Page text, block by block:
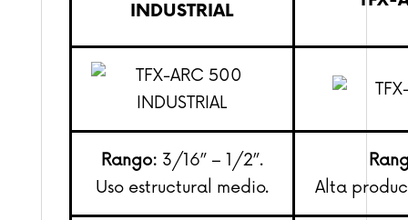
INDUSTRIAL
Rango: 3/16” – 1/2”.
Uso estructural medio.
Alta